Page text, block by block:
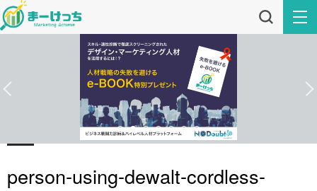
person-using-dewalt-cordless-